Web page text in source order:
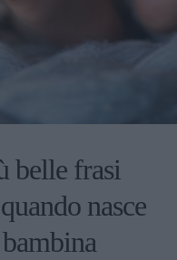
belle frasi
nasce